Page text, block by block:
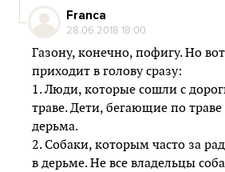
Franca
28.06.2018 18:00
Газону, конечно, пофигу. Но
приходит в голову сразу:
1. Люди, которые сошли с
траве. Дети, бегающие по траве
дерьма.
2. Собаки, которым часто за
в дерьме. Не все владельцы